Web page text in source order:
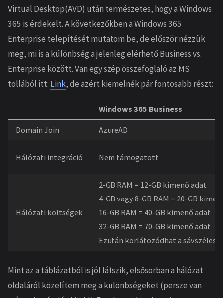
Virtual Desktop(AVD) után természetes, hogy a Windows
365 is érdekelt. A következőkben a Windows 365
Enterprise telepítését mutatom be, de először nézzük
meg, mi is a különbség a jelenleg elérhető Business vs.
Enterprise között. Van egy szép összefoglaló az MS
tollából itt: Link, de azért kiemelnék pár fontosabb részt:
Windows 365 Business
Domain Join AzureAD
Hálózati integráció Nem támogatott
Hálózati költségek
2-GB RAM = 12-GB kimenő adat
4-GB vagy 8-GB RAM = 20-GB
16-GB RAM = 40-GB kimenő adat
32-GB RAM = 70-GB kimenő adat
Ezután korlátozódhat a
Mint az a táblázatból is jól látszik, elsősorban a hálózat
oldaláról közelítem meg a különbségeket (persze van